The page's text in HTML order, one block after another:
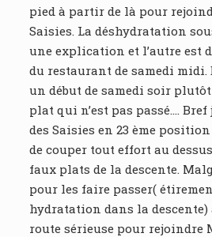
pied à partir de là pour
Saisies. La déshydratation
une explication et l’autre est
du restaurant de samedi midi.
un début de samedi soir
plat qui n’est pas passé…. Bref
des Saisies en 23 ème
de couper tout effort au
faux plats de la descente.
pour les faire passer(
hydratation dans la descente)
route sérieuse pour rejoindre